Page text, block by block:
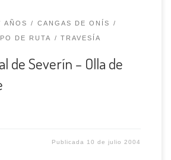
AÑOS CANGAS DE ONÍS
DE RUTA TRAVESÍA
de Severín – Olla de
Publicada 10 de julio 2004